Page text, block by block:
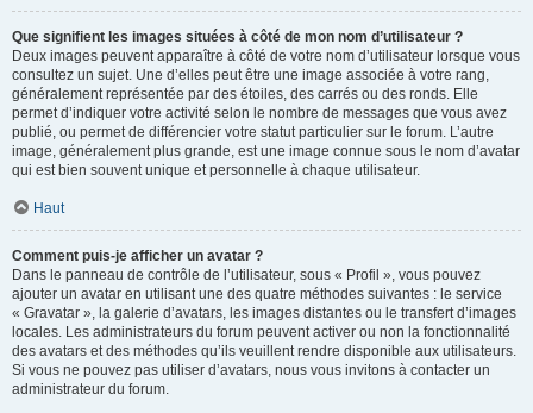
Que signifient les images situées à côté de mon nom d’utilisateur ?
Deux images peuvent apparaître à côté de votre nom d’utilisateur lorsque vous
consultez un sujet. Une d’elles peut être une image associée à votre rang,
généralement représentée par des étoiles, des carrés ou des ronds. Elle
permet d’indiquer votre activité selon le nombre de messages que vous avez
publié, ou permet de différencier votre statut particulier sur le forum. L’autre
image, généralement plus grande, est une image connue sous le nom d’avatar
qui est bien souvent unique et personnelle à chaque utilisateur.
Haut
Comment puis-je afficher un avatar ?
Dans le panneau de contrôle de l’utilisateur, sous « Profil », vous pouvez
ajouter un avatar en utilisant une des quatre méthodes suivantes : le service
« Gravatar », la galerie d’avatars, les images distantes ou le transfert d’images
locales. Les administrateurs du forum peuvent activer ou non la fonctionnalité
des avatars et des méthodes qu’ils veuillent rendre disponible aux utilisateurs.
Si vous ne pouvez pas utiliser d’avatars, nous vous invitons à contacter un
administrateur du forum.